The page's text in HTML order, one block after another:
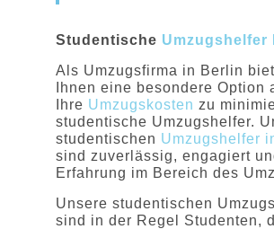
Studentische Umzugshelfer
Als Umzugsfirma in Berlin
Ihnen eine besondere Option
Ihre Umzugskosten zu
studentische Umzugshelfer.
studentischen Umzugshelfer
sind zuverlässig, engagiert
Erfahrung im Bereich des
Unsere studentischen
sind in der Regel Studenten,